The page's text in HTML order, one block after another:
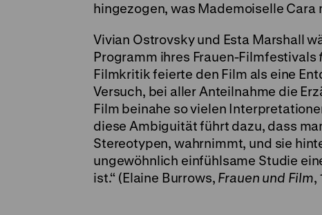
hingezogen, was Mademoiselle
Vivian Ostrovsky und Esta Marshall
Programm ihres Frauen-Filmfestivals
Filmkritik feierte den Film als eine
Versuch, bei aller Anteilnahme die
Film beinahe so vielen
diese Ambiguität führt dazu, dass
Stereotypen, wahrnimmt, und sie
ungewöhnlich einfühlsame Studie
ist.“ (Elaine Burrows, Frauen und Film,